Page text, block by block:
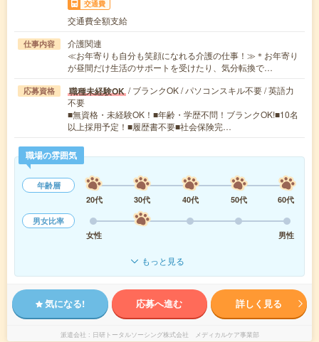
交通費
交通費全額支給
仕事内容
介護関連
≪お年寄りも自分も笑顔になれる介護の仕事！≫＊お年寄り
が昼間だけ生活のサポートを受けたり、気分転換で…
応募資格 職種未経験OK / ブランクOK / パソコンスキル不要 / 英語力
不要
■無資格・未経験OK！■年齢・学歴不問！ブランクOK!■10名
以上採用予定！■履歴書不要■社会保険完…
職場の雰囲気
年齢層
20代
30代 40代 50代
60代
男女比率
女性
男性
もっと見る
気になる! 応募へ進む 詳しく見る
派遣会社 日研トータルソーシング株式会社 メディカルケア事業部